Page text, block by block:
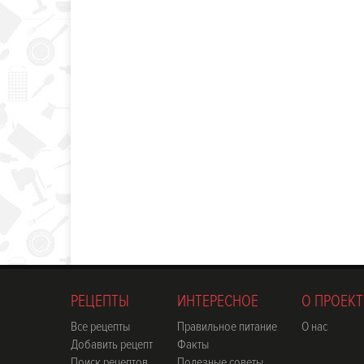
РЕЦЕПТЫ
Все рецепты
Добавить рецепт
ИНТЕРЕСНОЕ
Правильное питание
Факты
О
О нас